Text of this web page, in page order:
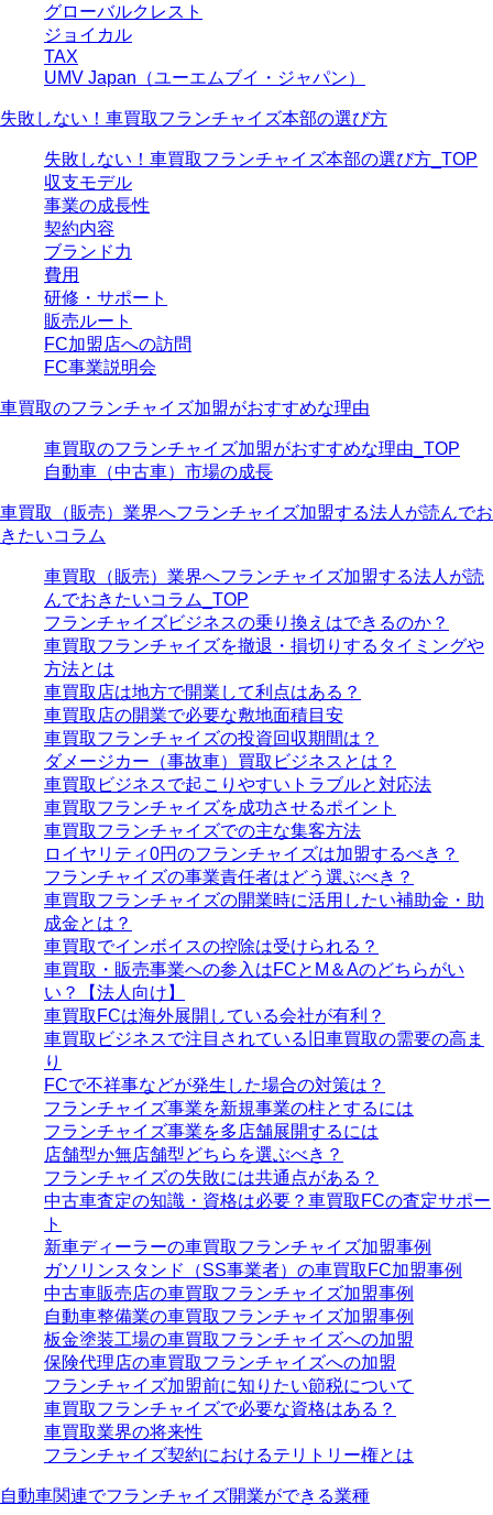
グローバルクレスト
ジョイカル
TAX
UMV Japan（ユーエムブイ・ジャパン）
失敗しない！車買取フランチャイズ本部の選び方
失敗しない！車買取フランチャイズ本部の選び方_TOP
収支モデル
事業の成長性
契約内容
ブランド力
費用
研修・サポート
販売ルート
FC加盟店への訪問
FC事業説明会
車買取のフランチャイズ加盟がおすすめな理由
車買取のフランチャイズ加盟がおすすめな理由_TOP
自動車（中古車）市場の成長
車買取（販売）業界へフランチャイズ加盟する法人が読んでお
きたいコラム
車買取（販売）業界へフランチャイズ加盟する法人が読
んでおきたいコラム_TOP
フランチャイズビジネスの乗り換えはできるのか？
車買取フランチャイズを撤退・損切りするタイミングや
方法とは
車買取店は地方で開業して利点はある？
車買取店の開業で必要な敷地面積目安
車買取フランチャイズの投資回収期間は？
ダメージカー（事故車）買取ビジネスとは？
車買取ビジネスで起こりやすいトラブルと対応法
車買取フランチャイズを成功させるポイント
車買取フランチャイズでの主な集客方法
ロイヤリティ0円のフランチャイズは加盟するべき？
フランチャイズの事業責任者はどう選ぶべき？
車買取フランチャイズの開業時に活用したい補助金・助
成金とは？
車買取でインボイスの控除は受けられる？
車買取・販売事業への参入はFCとM＆Aのどちらがい
い？【法人向け】
車買取FCは海外展開している会社が有利？
車買取ビジネスで注目されている旧車買取の需要の高ま
り
FCで不祥事などが発生した場合の対策は？
フランチャイズ事業を新規事業の柱とするには
フランチャイズ事業を多店舗展開するには
店舗型か無店舗型どちらを選ぶべき？
フランチャイズの失敗には共通点がある？
中古車査定の知識・資格は必要？車買取FCの査定サポー
ト
新車ディーラーの車買取フランチャイズ加盟事例
ガソリンスタンド（SS事業者）の車買取FC加盟事例
中古車販売店の車買取フランチャイズ加盟事例
自動車整備業の車買取フランチャイズ加盟事例
板金塗装工場の車買取フランチャイズへの加盟
保険代理店の車買取フランチャイズへの加盟
フランチャイズ加盟前に知りたい節税について
車買取フランチャイズで必要な資格はある？
車買取業界の将来性
フランチャイズ契約におけるテリトリー権とは
自動車関連でフランチャイズ開業ができる業種